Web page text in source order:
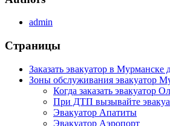
admin
Страницы
Заказать эвакуатор в Мурманске
Зоны обслуживания эвакуатор
Когда заказать эвакуатор
При ДТП вызывайте
Эвакуатор Апатиты
Эвакуатор Аэропорт